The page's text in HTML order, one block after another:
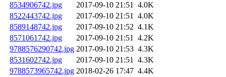
8534906742.jpg
2017-09-10 21:51 4.0K
8522443742.jpg
2017-09-10 21:51 4.0K
8589148742.jpg
2017-09-10 21:52 4.1K
8571061742.jpg
2017-09-10 21:51 4.2K
9788576290742.jpg 2017-09-10 21:53 4.3K
8531602742.jpg
2017-09-10 21:51 4.3K
9788573965742.jpg 2018-02-26 17:47 4.4K